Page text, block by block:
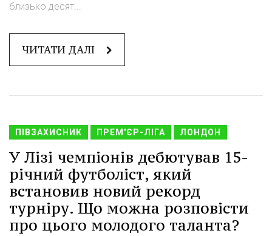
близько десят...
ЧИТАТИ ДАЛІ
ПІВЗАХИСНИК ПРЕМ'ЄР-ЛІГА ЛОНДОН
У Лізі чемпіонів дебютував 15-
річний футболіст, який
встановив новий рекорд
турніру. Що можна розповісти
про цього молодого таланта?